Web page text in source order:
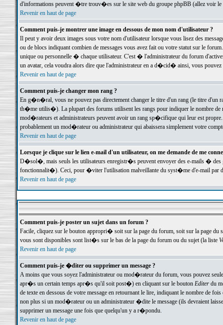
d'informations peuvent �tre trouv�es sur le site web du groupe phpBB (allez voir le
Revenir en haut de page
Comment puis-je montrer une image en dessous de mon nom d'utilisateur ?
Il peut y avoir deux images sous votre nom d'utilisateur lorsque vous lisez des
ou de blocs indiquant combien de messages vous avez fait ou votre statut sur le
unique ou personnelle � chaque utilisateur. C'est � l'administrateur du forum
un avatar, cela voudra alors dire que l'administrateur en a d�cid� ainsi, vous
Revenir en haut de page
Comment puis-je changer mon rang ?
En g�n�ral, vous ne pouvez pas directement changer le titre d'un rang (le titre d'un
th�me utilis�). La plupart des forums utilisent les rangs pour indiquer le nombre de
mod�rateurs et administrateurs peuvent avoir un rang sp�cifique qui leur est
probablement un mod�rateur ou administrateur qui abaissera simplement votre
Revenir en haut de page
Lorsque je clique sur le lien e-mail d'un utilisateur, on me demande de me
D�sol�, mais seuls les utilisateurs enregistr�s peuvent envoyer des e-mails �
fonctionnalit�). Ceci, pour �viter l'utilisation malveillante du syst�me d'e-mail par
Revenir en haut de page
Comment puis-je poster un sujet dans un forum ?
Facile, cliquez sur le bouton appropri� soit sur la page du forum, soit sur la page du
vous sont disponibles sont list�s sur le bas de la page du forum ou du sujet (la liste
Revenir en haut de page
Comment puis-je �diter ou supprimer un message ?
A moins que vous soyez l'administrateur ou mod�rateur du forum, vous pouvez
apr�s un certain temps apr�s qu'il soit post�) en cliquant sur le bouton Editerdu
de texte en dessous de votre message en retournant le lire, indiquant le nombre
non plus si un mod�rateur ou un administrateur �dite le message (ils devraient
supprimer un message une fois que quelqu'un y a r�pondu.
Revenir en haut de page